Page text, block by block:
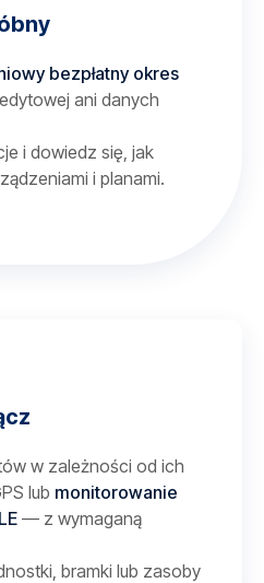
bezpłatny okres
ani danych
i dowiedz się, jak
i planami.
w zależności od ich
lub monitorowanie
— z wymaganą
bramki lub zasoby